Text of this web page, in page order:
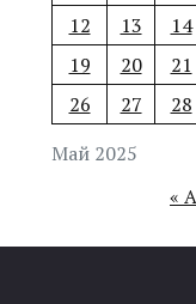
Май 2025
12
13 14
19
20 21
26
27 28
«